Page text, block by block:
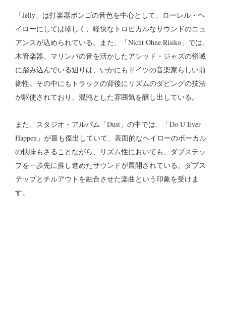
「Jelly」は打楽器ポンゴの音色を中心として、ローレル・ヘ
イローにしては珍しく、軽快なトロピカルなサウンドのニュ
アンスが込められている。また、「Nicht Ohne Risiko」では、
木管楽器、マリンバの音を活かしたアシッド・ジャズの領域
に踏み込んでいる辺りは、いかにもドイツの音楽家らしい前
衛性。その中にもトラックの背後にリズムのダビングの技法
が駆使されており、混沌とした雰囲気を醸し出している。
また、スタジオ・アルバム「Dust」の中では、「Do U Ever
Happen」が最も傑出していて、表面的なヘイローのボーカル
の快味もさることながら、リズム性においても、ダブステッ
プを一歩先に推し進めたサウンドが展開されている。ダブス
テップとチルアウトを融合させた楽曲という印象を受けま
す。